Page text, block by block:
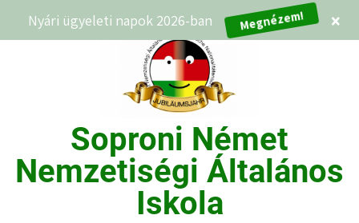
Soproni Német
Nemzetiségi Általános
Iskola
Nyári ügyeleti napok 2026-ban Megnézem! ×